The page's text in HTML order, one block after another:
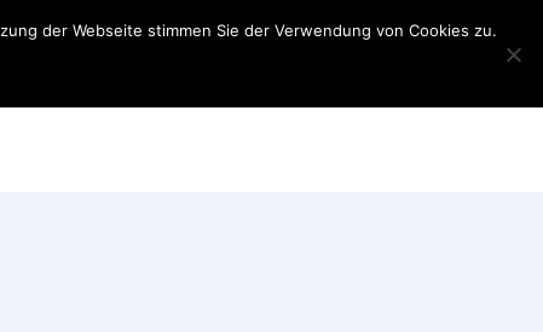
der Webseite stimmen Sie der Verwendung von Cookies zu.